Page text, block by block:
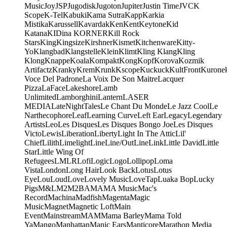
MusicJoyJSPJugodiskJugotonJupiterJustin TimeJVCK
ScopeK-TelKabukiKama SutraKappKarkia
MistikaKarussellKavardakKenKentKeytoneKid
KatanaKIDina KORNERKill Rock
StarsKingKingsizeKirshnerKismetKitchenwareKitty-
YoKlangbadKlangstelleKleinKlimtKling KlangKling
KlongKnappeKoalaKompaktKongKopfKorovaKozmik
ArtifactzKrankyKremKrunkKscopeKuckuckKultFront
Voce Del PadroneLa Voix De Son MaitreLacquer
PizzaLaFaceLakeshoreLamb
UnlimitedLamborghiniLanternLASER
MEDIALateNightTalesLe Chant Du MondeLe Jazz CoolLe
NarthecophoreLeafLearning CurveLeft EarLegacyLegendary
ArtistsLeoLes DisquesLes Disques Bongo JoeLes Disques
VictoLewisLiberationLibertyLight In The AtticLil'
ChiefLilithLimelightLineLine/OutLineLinkLittle DavidLittle
StarLittle Wing Of
RefugeesLMLRLofiLogicLogoLollipopLoma
VistaLondonLong HairLook BackLotusLotus
EyeLouLoudLoveLovely MusicLoveTapLuaka BopLucky
PigsM&LM2M2BAMAMA MusicMac's
RecordMachinaMadfishMagentaMagic
MusicMagnetMagnetic LoftMain
EventMainstreamMAMMama BarleyMama Told
YaMangoManhattanManic EarsManticoreMarathon Media